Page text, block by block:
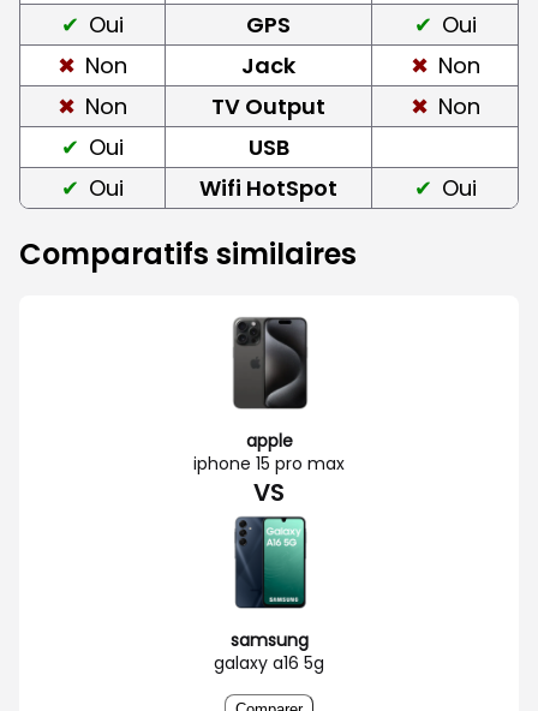
Oui
GPS
Oui
Non
Jack
Non
Non
TV Output
Non
Oui
USB
Oui
Wifi HotSpot Oui
Comparatifs similaires
apple
iphone 15 pro max
VS
samsung
galaxy a16 5g